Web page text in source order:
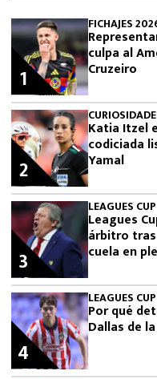
FICHAJES
culpa al
Cruzeiro
1
Katia Itzel
codiciada
Yamal
2
LEAGUES CUP
Leagues
árbitro
cuela en
3
LEAGUES CUP
Por qué
Dallas de
4